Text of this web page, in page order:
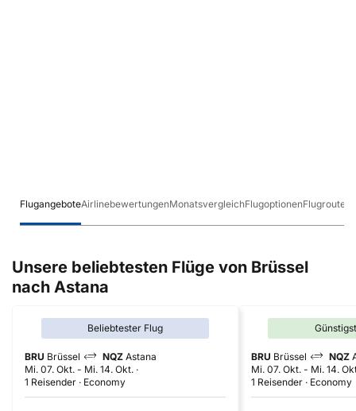
FlugangeboteAirlinebewertungenMonatsvergleichFlugoptionenFlugrouten
Unsere beliebtesten Flüge von Brüssel
nach Astana
Beliebtester Flug
BRU Brüssel NQZ Astana
Mi. 07. Okt. - Mi. 14. Okt.
1 Reisender
Economy
BRU Brüssel NQZ
Mi. 07. Okt. - Mi. 14.
1 Reisender
Economy